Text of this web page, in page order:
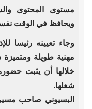
مستوى المحتوى
ويحافظ في الوقت نفسه
وجاء تعيينه رئيسا
مهنية طويلة ومتميزة
خلالها أن يثبت
شغلها.
البسيوني صاحب